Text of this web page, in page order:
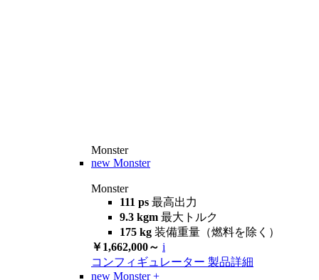
Monster
new Monster
Monster
111 ps 最高出力
9.3 kgm 最大トルク
175 kg 装備重量（燃料を除く）
￥1,662,000～ i
コンフィギュレーター 製品詳細
new Monster +